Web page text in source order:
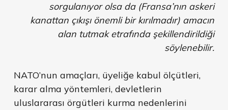
sorgulanıyor olsa da (Fransa’nın askeri
kanattan çıkışı önemli bir kırılmadır) amacın
alan tutmak etrafında şekillendirildiği
söylenebilir.
NATO’nun amaçları, üyeliğe kabul ölçütleri,
karar alma yöntemleri, devletlerin
uluslararası örgütleri kurma nedenlerini